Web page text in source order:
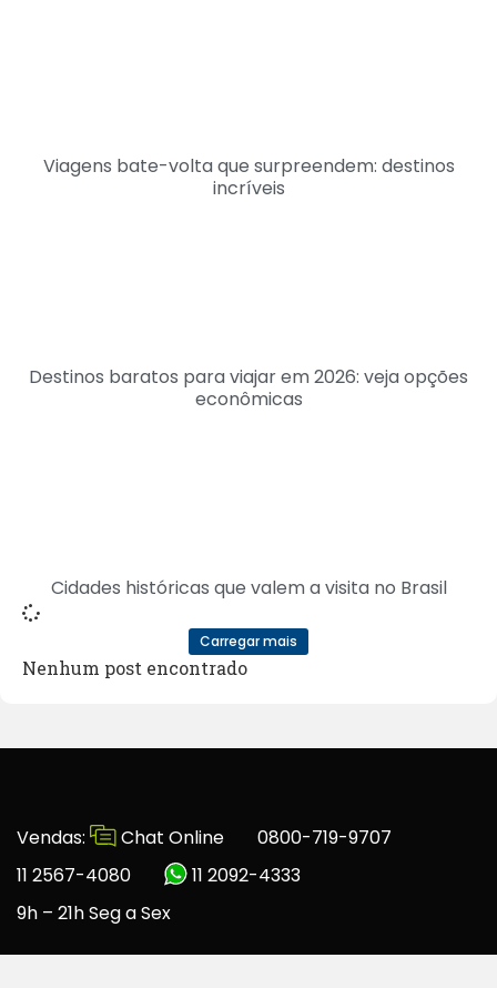
Viagens bate-volta que surpreendem: destinos
incríveis
Destinos baratos para viajar em 2026: veja opções
econômicas
Cidades históricas que valem a visita no Brasil
Carregar mais
Nenhum post encontrado
Vendas: Chat Online
0800-719-9707
11 2567-4080
11 2092-4333
9h – 21h Seg a Sex